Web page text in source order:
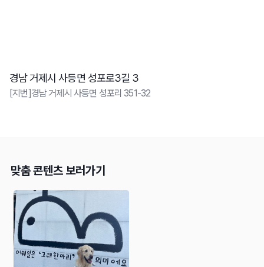
경남 거제시 사등면 성포로3길 3
[지번]경남 거제시 사등면 성포리 351-32
맞춤 콘텐츠 보러가기